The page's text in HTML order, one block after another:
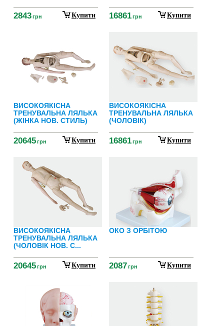
2843грн Купити 16861грн Купити
ВИСОКОЯКІСНА
ТРЕНУВАЛЬНА ЛЯЛЬКА
(ЖІНКА НОВ. СТИЛЬ)
20645грн Купити
ВИСОКОЯКІСНА
ТРЕНУВАЛЬНА ЛЯЛЬКА
(ЧОЛОВІК)
16861грн Купити
ВИСОКОЯКІСНА
ТРЕНУВАЛЬНА ЛЯЛЬКА
(ЧОЛОВІК НОВ. С...
20645грн Купити
ОКО З ОРБІТОЮ
2087грн Купити